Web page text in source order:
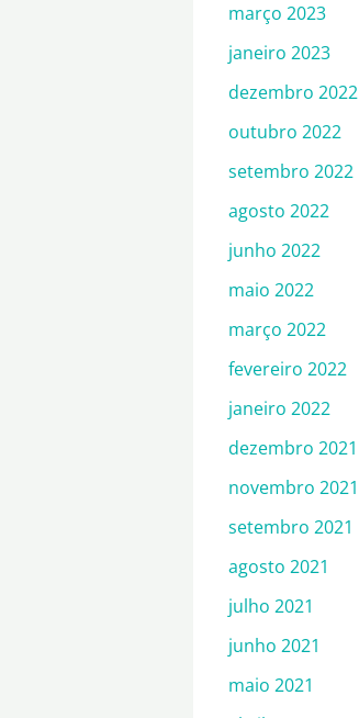
março 2023
janeiro 2023
dezembro 2022
outubro 2022
setembro 2022
agosto 2022
junho 2022
maio 2022
março 2022
fevereiro 2022
janeiro 2022
dezembro 2021
novembro 2021
setembro 2021
agosto 2021
julho 2021
junho 2021
maio 2021